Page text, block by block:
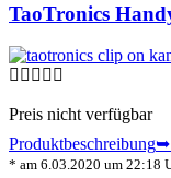
TaoTronics
Preis nicht verfügbar
Produktbeschreibung➥
* am 6.03.2020 um 22:18